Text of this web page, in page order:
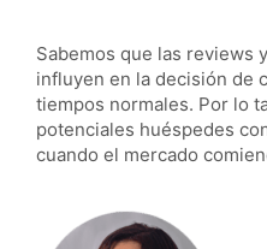
Sabemos que las reviews
influyen en la decisión de
tiempos normales. Por lo
potenciales huéspedes
cuando el mercado